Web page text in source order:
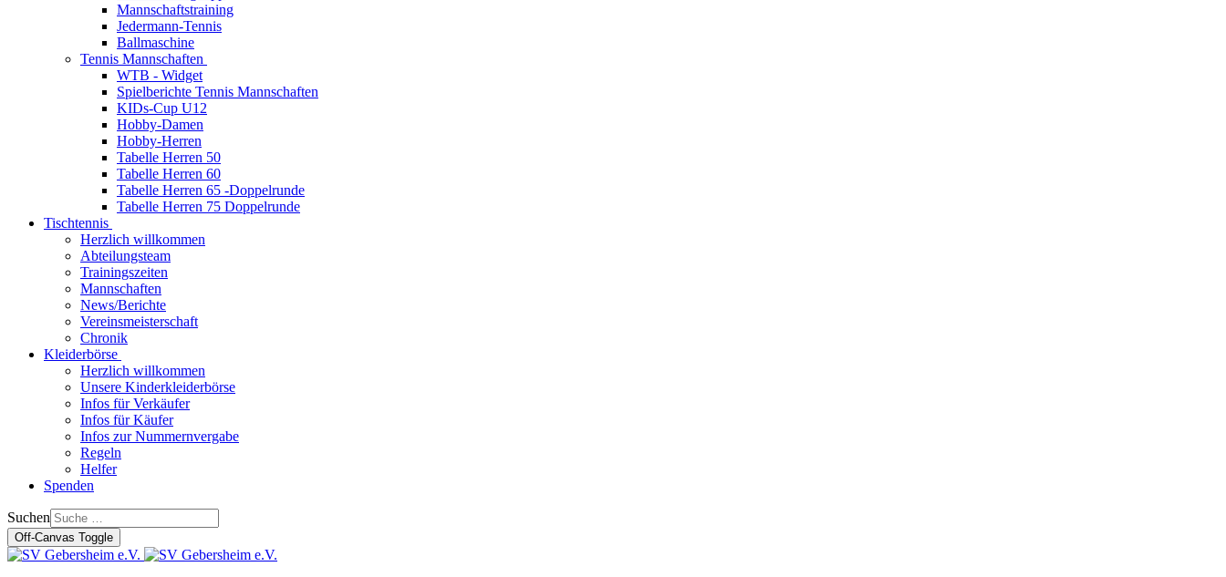
Mannschaftstraining
Jedermann-Tennis
Ballmaschine
Tennis Mannschaften
WTB - Widget
Spielberichte Tennis Mannschaften
KIDs-Cup U12
Hobby-Damen
Hobby-Herren
Tabelle Herren 50
Tabelle Herren 60
Tabelle Herren 65 -Doppelrunde
Tabelle Herren 75 Doppelrunde
Tischtennis
Herzlich willkommen
Abteilungsteam
Trainingszeiten
Mannschaften
News/Berichte
Vereinsmeisterschaft
Chronik
Kleiderbörse
Herzlich willkommen
Unsere Kinderkleiderbörse
Infos für Verkäufer
Infos für Käufer
Infos zur Nummernvergabe
Regeln
Helfer
Spenden
Suchen
Off-Canvas Toggle